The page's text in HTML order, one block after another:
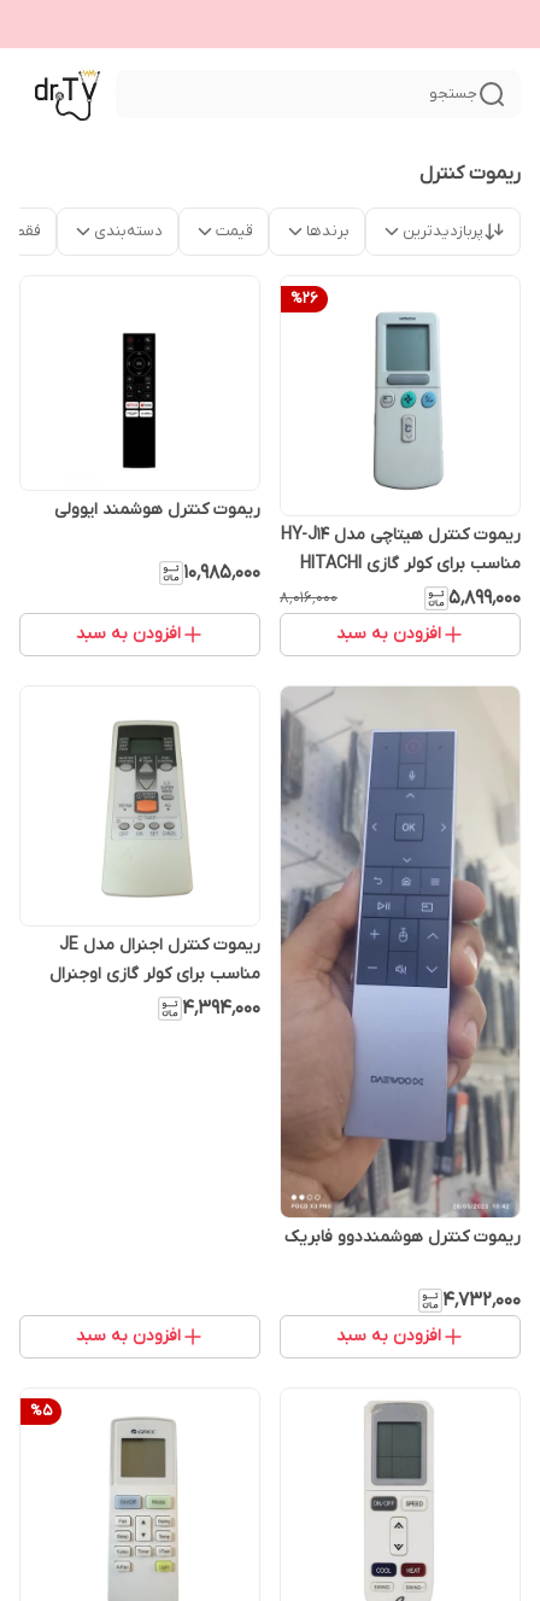
جستجو
ریموت کنترل
پربازدیدترین برندها قیمت دسته‌بندی فقط
%26
ریموت کنترل هیتاچی مدل HY-J14
مناسب برای کولر گازی HITACHI
۵٬۸۹۹٬۰۰۰ ۸٬۰۱۶٬۰۰۰
افزودن به سبد
ریموت کنترل هوشمند ایوولی
۱۰٬۹۸۵٬۰۰۰
افزودن به سبد
ریموت کنترل هوشمنددوو فابریک
۴٬۷۳۲٬۰۰۰
افزودن به سبد
ریموت کنترل اجنرال مدل JE
مناسب برای کولر گازی اوجنرال
پنجره ای اصلی
۴٬۳۹۴٬۰۰۰
افزودن به سبد
%5